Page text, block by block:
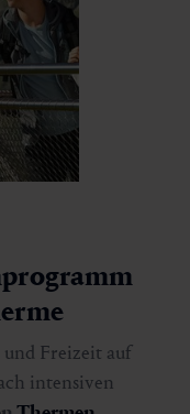
und Freizeit auf
intensiven